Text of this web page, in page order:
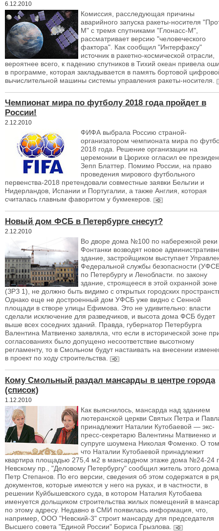
6.12.2010
Комиссия, расследующая причины
аварийного запуска ракеты-носителя
М" с тремя спутниками "Глонасс-М",
рассматривает версию "человеческого
фактора". Как сообщил "Интерфаксу"
источник в ракетно-космической отрасли,
вероятнее всего, к падению спутников в Тихий океан привела
в программе, которая закладывается в память бортовой
вычислительной машины системы управления ракеты-носителя.
Чемпионат мира по футболу 2018 года пройдет в
России!
2.12.2010
ФИФА выбрала Россию страной-
организатором чемпионата мира по
2018 года. Решение организации на
церемонии в Цюрихе огласил ее
Зепп Блаттер. Помимо России, на право
проведения мирового футбольного
первенства-2018 претендовали совместные заявки Бельгии и
Нидерландов, Испании и Португалии, а также Англия, которая
считалась главным фаворитом у букмекеров.
Новый дом ФСБ в Петербурге снесут?
2.12.2010
Во дворе дома №100 по набережной реки
Фонтанки возводят новое
здание, застройщиком выступает
Федеральной службы безопасности
по Петербургу и Ленобласти. по закону
здание, строящееся в этой охранной зоне
(ЗРЗ 1), не должно быть видимо с открытых городских
Однако еще не достроенный дом УФСБ уже видно с Сенной
площади в створе улицы Ефимова. Это не удивительно: власти
сделали исключение для разведчиков, и высота дома ФСБ будет
выше всех соседних зданий. Правда, губернатор Петербурга
Валентина Матвиенко заявляла, что если в исторической зоне
согласованиях было допущено несоответствие высотному
регламенту, то в Смольном будут настаивать на внесении
в проект по ходу строительства.
Кому Смольный раздал мансарды в центре города
(список)
1.12.2010
Как выяснилось, мансарда над зданием
лютеранской церкви Святых Петра и
принадлежит Наталии Кутобаевой — экс-
пресс-секретарю Валентины Матвиенко и
супруге шоумена Николая Фоменко. О
что Наталии Кутобаевой принадлежит
квартира площадью 275,4 м2 в мансардном этаже дома №24-24
Невскому пр., "Деловому Петербургу" сообщил житель этого дома
Петр Степанов. По его версии, сведения об этом содержатся в
документов, которые имеются у него на руках, и в частности, в
решении Куйбышевского суда, в котором Наталия Кутобаева
именуется дольщиком строительства жилых помещений в
по этому адресу. Недавно в СМИ появилась информация, что,
например, ООО "Невский-3" строит мансарду для председателя
Высшего совета "Единой России" Бориса Грызлова.